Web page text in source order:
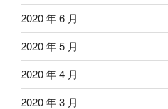
2020 年 6 月
2020 年 5 月
2020 年 4 月
2020 年 3 月